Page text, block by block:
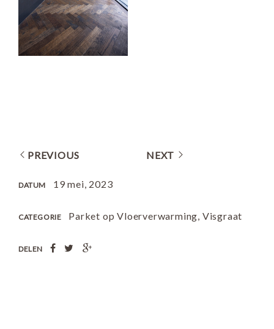
PREVIOUS NEXT
DATUM 19 mei, 2023
CATEGORIE Parket op Vloerverwarming Visgraat
DELEN